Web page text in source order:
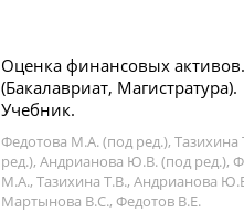
Оценка финансовых активов.
(Бакалавриат, Магистратура).
Учебник.
Федотова М.А. (под ред.), Тазихина
ред.), Андрианова Ю.В. (под ред.),
М.А., Тазихина Т.В., Андрианова
Мартынова В.С., Федотов В.Е.